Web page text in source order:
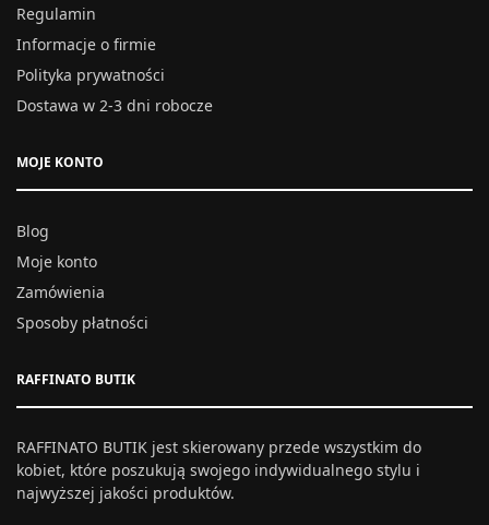
Regulamin
Informacje o firmie
Polityka prywatności
Dostawa w 2-3 dni robocze
MOJE KONTO
Blog
Moje konto
Zamówienia
Sposoby płatności
RAFFINATO BUTIK
RAFFINATO BUTIK jest skierowany przede wszystkim do
kobiet, które poszukują swojego indywidualnego stylu i
najwyższej jakości produktów.